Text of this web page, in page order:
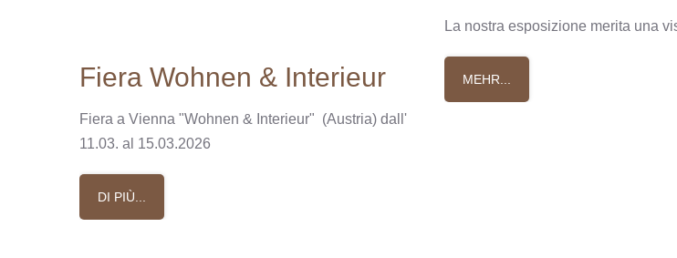
Fiera Wohnen & Interieur
Fiera a Vienna "Wohnen & Interieur" (Austria) dall'
11.03. al 15.03.2026
DI PIÙ...
La nostra esposizione merita una
MEHR...